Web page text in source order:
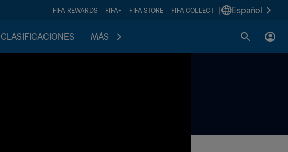
FIFA REWARDS FIFA+ FIFA STORE FIFA COLLECT Español
CLASIFICACIONES MÁS